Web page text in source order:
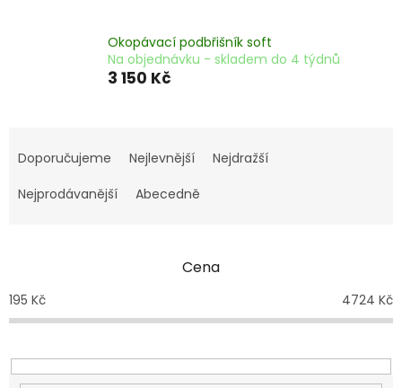
Okopávací podbřišník soft
Na objednávku - skladem do 4 týdnů
3 150 Kč
a
e
o
d
k
t
Doporučujeme Nejlevnější
Nejdražší
Nejprodávanější
Abecedně
Cena
195 Kč 4724 Kč